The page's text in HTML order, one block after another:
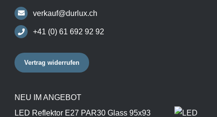
verkauf@durlux.ch
+41 (0) 61 692 92 92
Vertrag widerrufen
NEU IM ANGEBOT
LED Reflektor E27 PAR30 Glass 95x93